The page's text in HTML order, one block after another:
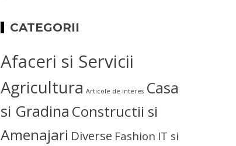
CATEGORII
Afaceri si Servicii
Agricultura Articole de interes Casa
si Gradina Constructii si
Amenajari Diverse Fashion IT si